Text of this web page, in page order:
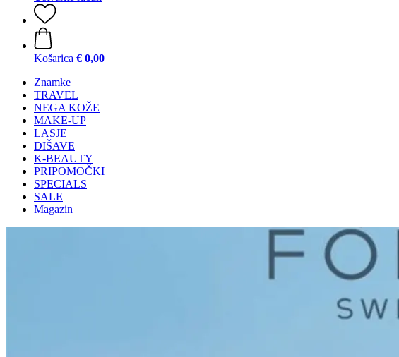
Košarica € 0,00
Znamke
TRAVEL
NEGA KOŽE
MAKE-UP
LASJE
DIŠAVE
K-BEAUTY
PRIPOMOČKI
SPECIALS
SALE
Magazin